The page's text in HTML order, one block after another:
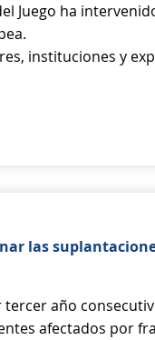
Juego ha
instituciones y
las
año
afectados por